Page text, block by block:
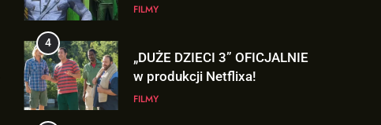
„AVENGERS: DOOMSDAY”!
FILMY
4
„DUŻE DZIECI 3” OFICJALNIE
w produkcji Netflixa!
FILMY